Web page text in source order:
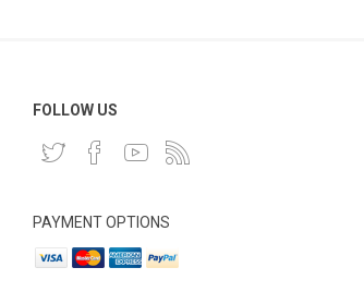
FOLLOW US
PAYMENT OPTIONS